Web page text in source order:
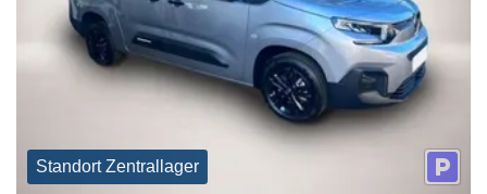
Standort Zentrallager